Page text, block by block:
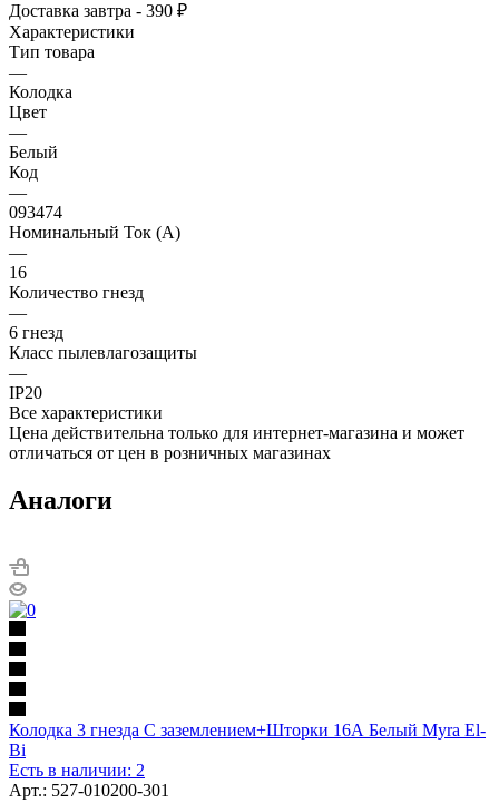
Доставка завтра - 390 ₽
Характеристики
Тип товара
—
Колодка
Цвет
—
Белый
Код
—
093474
Номинальный Ток (A)
—
16
Количество гнезд
—
6 гнезд
Класс пылевлагозащиты
—
IP20
Все характеристики
Цена действительна только для интернет-магазина и может
отличаться от цен в розничных магазинах
Аналоги
Колодка 3 гнезда С заземлением+Шторки 16А Белый Myra El-
Bi
Есть в наличии: 2
Арт.: 527-010200-301